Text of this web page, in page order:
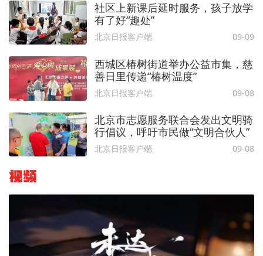
社区上新课后延时服务，孩子放学
有了好“趣处”
北京日报客户端 09-09
西城区椿树街道举办公益市集，慈
善日里传递“椿树温度”
北京日报客户端 09-08
北京市志愿服务联合会发出文明骑
行倡议，呼吁市民做“文明合伙人”
北京日报客户端 09-08
视频